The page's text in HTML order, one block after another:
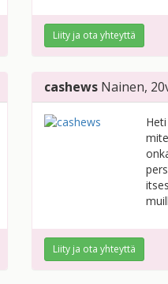
Liity ja ota yhteyttä
cashews Nainen,
Liity ja ota yhteyttä